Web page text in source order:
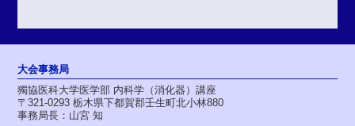
大会事務局
獨協医科大学医学部 内科学（消化器）講座
〒321-0293栃木県下都賀郡壬生町北小林880
事務局長：山宮 知